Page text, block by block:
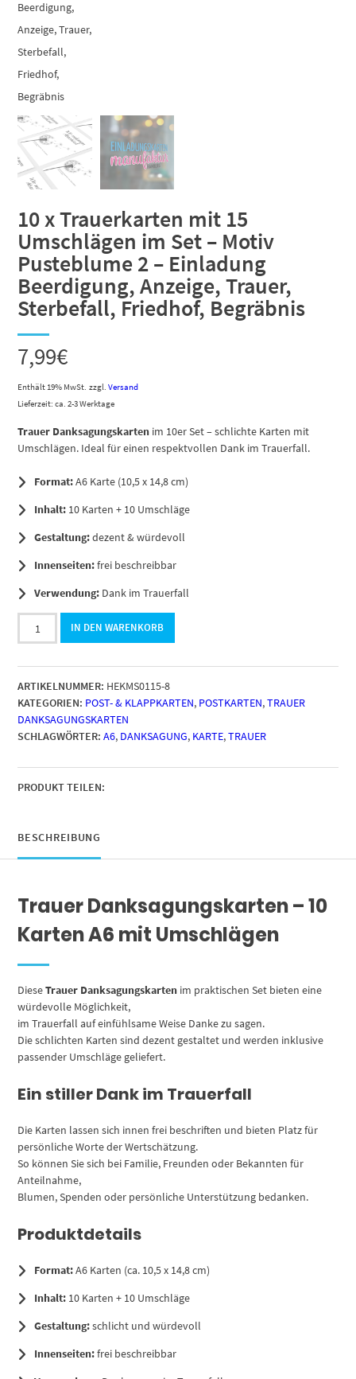
10 x Trauerkarten mit 15
Umschlägen im Set – Motiv
Pusteblume 2 – Einladung
Beerdigung, Anzeige, Trauer,
Sterbefall, Friedhof, Begräbnis
7,99€
Enthält 19% MwSt. zzgl.Versand
Lieferzeit: ca. 2-3 Werktage
Trauer Danksagungskarten im 10er Set – schlichte Karten mit
Umschlägen. Ideal für einen respektvollen Dank im Trauerfall.
Format:A6 Karte (10,5 x 14,8 cm)
Inhalt: 10 Karten + 10 Umschläge
Gestaltung:dezent & würdevoll
Innenseiten:frei beschreibbar
Verwendung: Dank im Trauerfall
10
mit
15
Umschlägen
im
Set
Motiv
Pusteblume
Einladung
Beerdigung,
Sterbefall,
Begräbnis
IN DEN WARENKORB
ARTIKELNUMMER: HEKMS0115-8
KATEGORIEN: POST- & KLAPPKARTEN, POSTKARTEN,TRAUER
DANKSAGUNGSKARTEN
SCHLAGWÖRTER: A6, DANKSAGUNG, KARTE,TRAUER
PRODUKT TEILEN:
BESCHREIBUNG
Trauer Danksagungskarten – 10
Karten A6 mit Umschlägen
DieseTrauer Danksagungskarten im praktischen Set bieten eine
würdevolle Möglichkeit,
im Trauerfall auf einfühlsame Weise Danke zu sagen.
Die schlichten Karten sind dezent gestaltet und werden inklusive
passender Umschläge geliefert.
Ein stiller Dank im Trauerfall
Die Karten lassen sich innen frei beschriften und bieten Platz für
persönliche Worte der Wertschätzung.
So können Sie sich bei Familie, Freunden oder Bekannten für
Anteilnahme,
Blumen, Spenden oder persönliche Unterstützung bedanken.
Produktdetails
Format:A6 Karten (ca. 10,5 x 14,8 cm)
Inhalt: 10 Karten + 10 Umschläge
Gestaltung:schlicht und würdevoll
Innenseiten:frei beschreibbar